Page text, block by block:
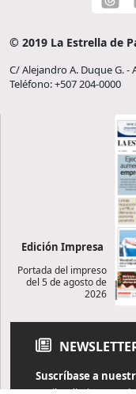
© 2019 La Estrella de
C/ Alejandro A. Duque G. -
Teléfono: +507 204-0000
Edición Impresa
Portada del impreso
del 5 de agosto de
2026
Suscríbase a